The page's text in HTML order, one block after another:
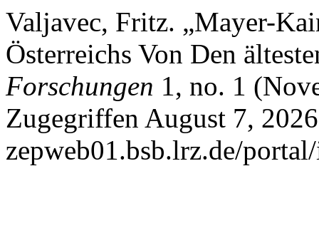
Valjavec, Fritz. „Mayer-
Österreichs Von Den
Forschungen 1, no. 1
Zugegriffen August 7,
zepweb01.bsb.lrz.de/